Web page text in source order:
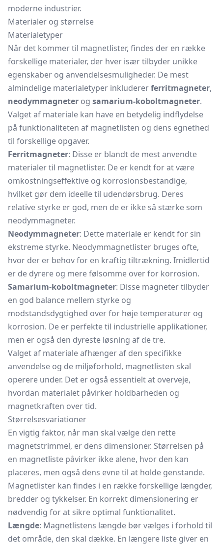
moderne industrier.
Materialer og størrelse
Materialetyper
Når det kommer til magnetlister, findes der en række
forskellige materialer, der hver især tilbyder unikke
egenskaber og anvendelsesmuligheder. De mest
almindelige materialetyper inkludererferritmagneter,
neodymmagneter og samarium-koboltmagneter.
Valget af materiale kan have en betydelig indflydelse
på funktionaliteten af magnetlisten og dens egnethed
til forskellige opgaver.
Ferritmagneter: Disse er blandt de mest anvendte
materialer til magnetlister. De er kendt for at være
omkostningseffektive og korrosionsbestandige,
hvilket gør dem ideelle til udendørsbrug. Deres
relative styrke er god, men de er ikke så stærke som
neodymmagneter.
Neodymmagneter: Dette materiale er kendt for sin
ekstreme styrke. Neodymmagnetlister bruges ofte,
hvor der er behov for en kraftig tiltrækning. Imidlertid
er de dyrere og mere følsomme over for korrosion.
Samarium-koboltmagneter: Disse magneter tilbyder
en god balance mellem styrke og
modstandsdygtighed over for høje temperaturer og
korrosion. De er perfekte til industrielle applikationer,
men er også den dyreste løsning af de tre.
Valget af materiale afhænger af den specifikke
anvendelse og de miljøforhold, magnetlisten skal
operere under. Det er også essentielt at overveje,
hvordan materialet påvirker holdbarheden og
magnetkraften over tid.
Størrelsesvariationer
En vigtig faktor, når man skal vælge den rette
magnetstrimmel, er dens dimensioner. Størrelsen på
en magnetliste påvirker ikke alene, hvor den kan
placeres, men også dens evne til at holde genstande.
Magnetlister kan findes i en række forskellige længder,
bredder og tykkelser. En korrekt dimensionering er
nødvendig for at sikre optimal funktionalitet.
Længde: Magnetlistens længde bør vælges i forhold til
det område, den skal dække. En længere liste giver en